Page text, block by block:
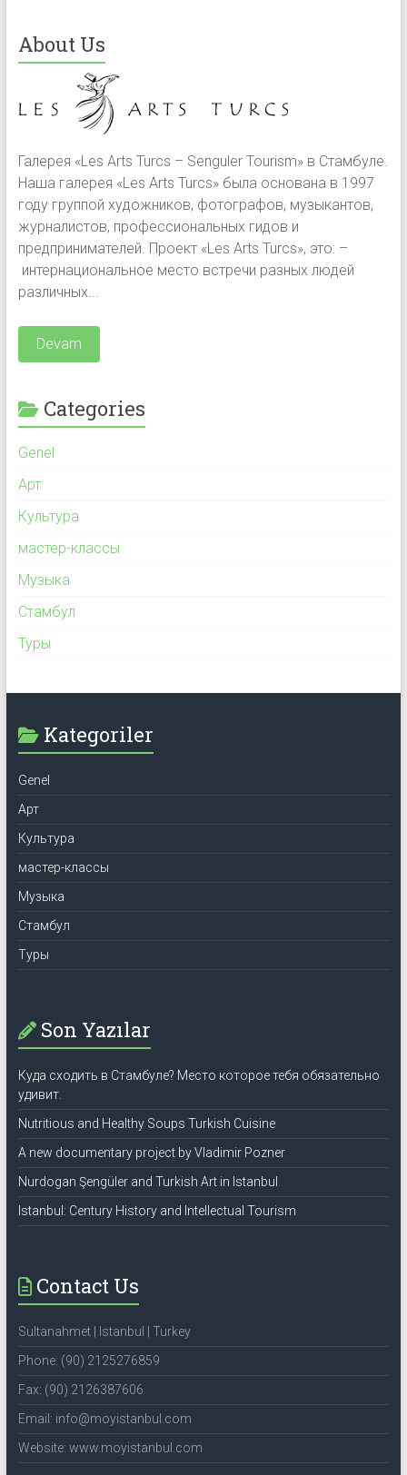
About Us
Галерея «Les Arts Turcs – Senguler Tourism» в Стамбуле.
Наша галерея «Les Arts Turcs» была основана в 1997
году группой художников, фотографов, музыкантов,
журналистов, профессиональных гидов и
предпринимателей. Проект «Les Arts Turcs», это: –
интернациональное место встречи разных людей
различных...
Devam
Categories
Genel
Арт
Культура
мастер-классы
Музыка
Стамбул
Туры
Kategoriler
Genel
Арт
Культура
мастер-классы
Музыка
Стамбул
Туры
Son Yazılar
Куда сходить в Стамбуле? Место которое тебя обязательно
удивит.
Nutritious and Healthy Soups Turkish Cuisine
A new documentary project by Vladimir Pozner
Nurdogan Şengüler and Turkish Art in Istanbul
Istanbul: Century History and Intellectual Tourism
Contact Us
Sultanahmet | Istanbul | Turkey
Phone: (90) 2125276859
Fax: (90) 2126387606
Email: info@moyistanbul.com
Website: www.moyistanbul.com